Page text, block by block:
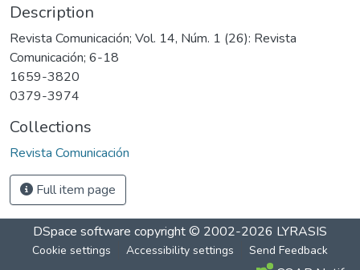
Description
Revista Comunicación; Vol. 14, Núm. 1 (26): Revista
Comunicación; 6-18
1659-3820
0379-3974
Collections
Revista Comunicación
Full item page
DSpace software copyright © 2002-2026 LYRASIS
Cookie settings Accessibility settings Send Feedback